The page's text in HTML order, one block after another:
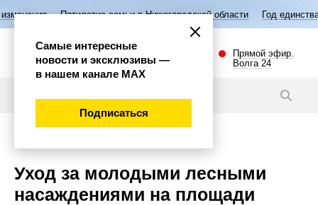
семьи в Нижегородской области Год единства народов
Прямой эфир.
Волга 24
Уход за молодыми лесными
насаждениями на площади
Самые интересные
новости и эксклюзивы —
в нашем канале МАХ
Подписаться